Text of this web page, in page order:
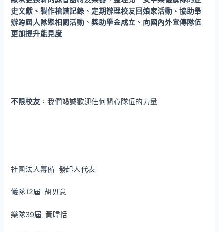
史文獻、製作槍譜記錄、定期辦理校友回娘家活動、協助舉
辦跨屆大隊聚相關活動、獎助學金成立、向國內外宣傳隊伍
更加提升能見度
不限校友 ，我們竭誠歡迎任何關心隊伍的力量
社團法人籌備 發起人代表
儀隊12屆 胡毋意
樂隊39屆 黃暐恬